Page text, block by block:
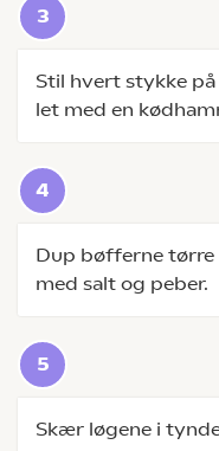
Stil hvert stykke
let med en
Dup bøfferne
med salt og peber.
Skær løgene i